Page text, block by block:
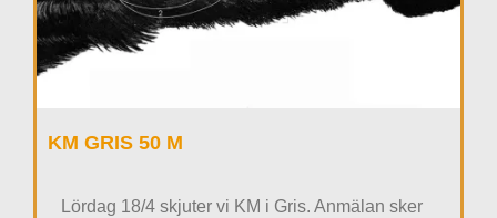
KM GRIS 50 M
Lördag 18/4 skjuter vi KM i Gris. Anmälan sker